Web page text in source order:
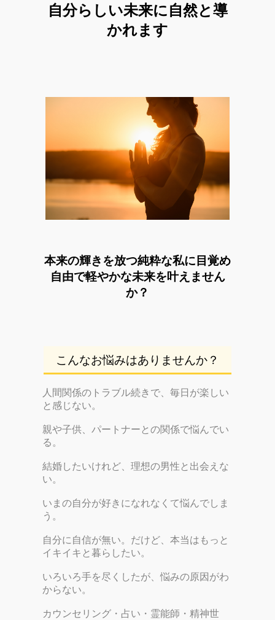
自分らしい未来に自然と導
かれます
本来の輝き を放つ純粋な私に目覚め
自由で軽やかな未来を叶えません
か？
こんなお悩みはありませんか？
人間関係のトラブル続きで、 毎日が楽しい
と感じない。
親や子供、パートナーとの関係で悩んでい
る。
結婚したいけれど、理想の男性と出会えな
い。
いまの自分が好きになれなくて悩んでしま
う。
自分に自信が無い。だけど、本当はもっと
イキイキと暮らしたい。
いろいろ手を尽くしたが、悩みの原因がわ
からない。
カウンセリング・占い・霊能師・精神世